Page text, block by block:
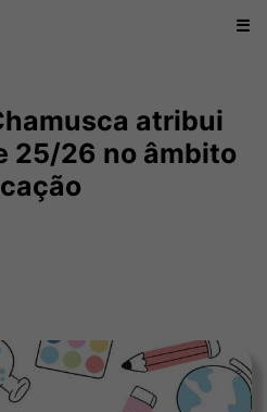
☰
atribui
25/26 no âmbito